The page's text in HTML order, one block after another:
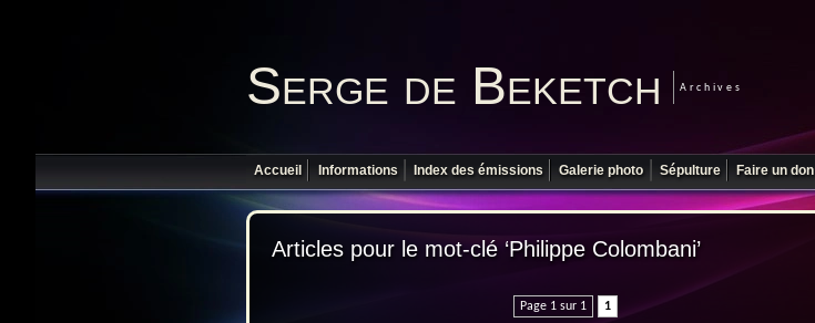
Serge de Beketch Archives
Accueil Informations Index des émissions Galerie photo Sépulture Faire un don
Articles pour le mot-clé ‘Philippe Colombani’
Page 1 sur 1 1